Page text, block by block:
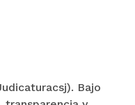
Bajo